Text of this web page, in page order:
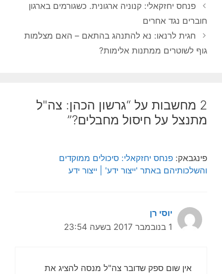
פנחס יחזקאלי: קנוניה ארגונית. כשגורמים בארגון
חוברים נגד אחרים
חגית לרנאו: נא להתנהג בהתאם – האם מצלמות
גוף לשוטרים ממתנות אלימות?
2 מחשבות על “גרשון הכהן: צה"ל
מתנצל על חיסול מחבלים?”
פינגבאק: פנחס יחזקאלי: סיכולים ממוקדים
והשלכותיהם באתר 'ייצור ידע' | ייצור ידע
יוסי רן
1 בנובמבר 2017 בשעה 23:54
אין שום ספק שדובר צה"ל מנסה להציג את